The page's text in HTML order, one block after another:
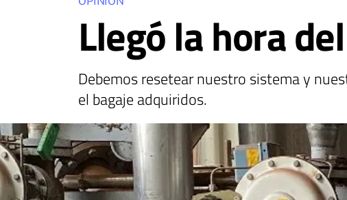
Llegó la hora
Debemos resetear nuestro sistema y
el bagaje adquiridos.